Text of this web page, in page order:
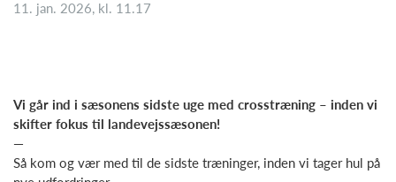
11. jan. 2026, kl. 11.17
Vi går ind i sæsonens sidste uge med crosstræning – inden vi
skifter fokus til landevejssæsonen!
—
Så kom og vær med til de sidste træninger, inden vi tager hul på